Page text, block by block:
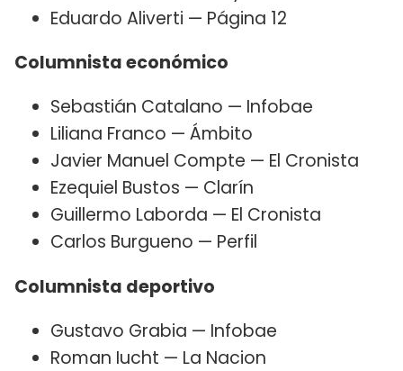
Eduardo Aliverti — Página 12
Columnista económico
Sebastián Catalano — Infobae
Liliana Franco — Ámbito
Javier Manuel Compte — El Cronista
Ezequiel Bustos — Clarín
Guillermo Laborda — El Cronista
Carlos Burgueno — Perfil
Columnista deportivo
Gustavo Grabia — Infobae
Roman Iucht — La Nacion